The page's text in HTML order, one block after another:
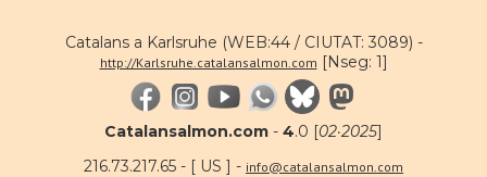
Catalans a Karlsruhe (WEB:44 / CIUTAT: 3089) -
http://Karlsruhe.catalansalmon.com [Nseg: 1]
Catalansalmon.com - 4.0 [02·2025]
216.73.217.65 - [ US ] - info@catalansalmon.com